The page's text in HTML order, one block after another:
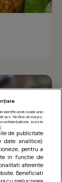
identificatorii cookie unici
dvs. făcând clic mai jos,
confidențialitate. Aceste
de publicitate
date analitice)
pentru a
in functie de
aferente
Beneficiati